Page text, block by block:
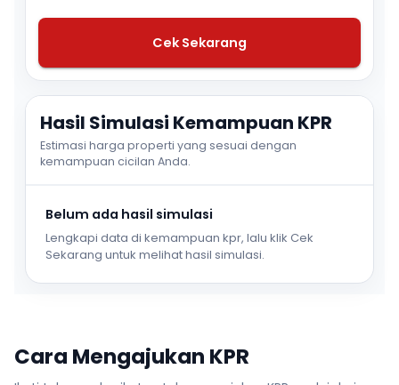
Cek Sekarang
Hasil Simulasi Kemampuan KPR
Estimasi harga properti yang sesuai dengan
kemampuan cicilan Anda.
Belum ada hasil simulasi
Lengkapi data di kemampuan kpr, lalu klik Cek
Sekarang untuk melihat hasil simulasi.
Cara Mengajukan KPR